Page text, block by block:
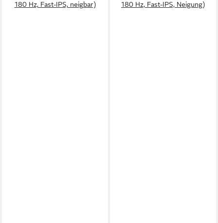
180 Hz, Fast-IPS, neigbar)
180 Hz, Fast-IPS, Neigung)